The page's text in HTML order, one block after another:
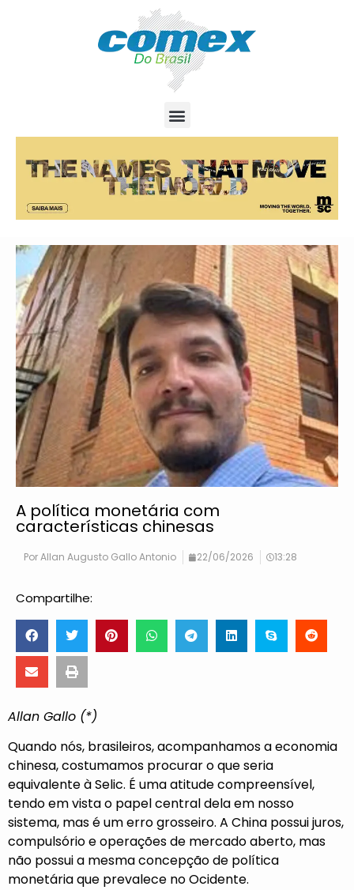
A política monetária com
características chinesas
PorAllan Augusto Gallo Antonio 22/06/2026 13:28
Compartilhe:
Allan Gallo (*)
Quando nós, brasileiros, acompanhamos a economia
chinesa, costumamos procurar o que seria
equivalente à Selic. É uma atitude compreensível,
tendo em vista o papel central dela em nosso
sistema, mas é um erro grosseiro. A China possui juros,
compulsório e operações de mercado aberto, mas
não possui a mesma concepção de política
monetária que prevalece no Ocidente.